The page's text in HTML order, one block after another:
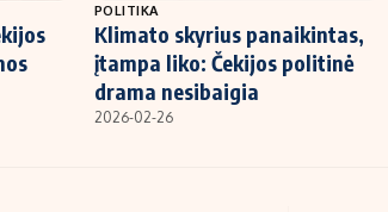
POLITIKA
Klimato skyrius panaikintas,
įtampa liko: Čekijos politinė
drama nesibaigia
2026-02-26